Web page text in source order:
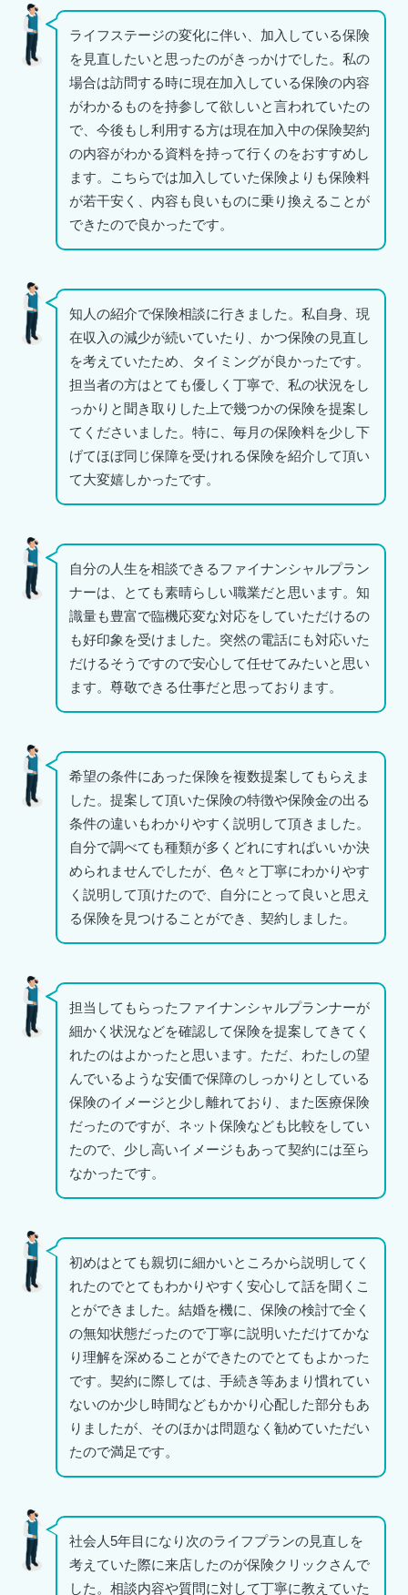
ライフステージの変化に伴い、加入している保険
を見直したいと思ったのがきっかけでした。私の
場合は訪問する時に現在加入している保険の内容
がわかるものを持参して欲しいと言われていたの
で、今後もし利用する方は現在加入中の保険契約
の内容がわかる資料を持って行くのをおすすめし
ます。こちらでは加入していた保険よりも保険料
が若干安く、内容も良いものに乗り換えることが
できたので良かったです。
知人の紹介で保険相談に行きました。私自身、現
在収入の減少が続いていたり、かつ保険の見直し
を考えていたため、タイミングが良かったです。
担当者の方はとても優しく丁寧で、私の状況をし
っかりと聞き取りした上で幾つかの保険を提案し
てくださいました。特に、毎月の保険料を少し下
げてほぼ同じ保障を受けれる保険を紹介して頂い
て大変嬉しかったです。
自分の人生を相談できるファイナンシャルプラン
ナーは、とても素晴らしい職業だと思います。知
識量も豊富で臨機応変な対応をしていただけるの
も好印象を受けました。突然の電話にも対応いた
だけるそうですので安心して任せてみたいと思い
ます。尊敬できる仕事だと思っております。
希望の条件にあった保険を複数提案してもらえま
した。提案して頂いた保険の特徴や保険金の出る
条件の違いもわかりやすく説明して頂きました。
自分で調べても種類が多くどれにすればいいか決
められませんでしたが、色々と丁寧にわかりやす
く説明して頂けたので、自分にとって良いと思え
る保険を見つけることができ、契約しました。
担当してもらったファイナンシャルプランナーが
細かく状況などを確認して保険を提案してきてく
れたのはよかったと思います。ただ、わたしの望
んでいるような安価で保障のしっかりとしている
保険のイメージと少し離れており、また医療保険
だったのですが、ネット保険なども比較をしてい
たので、少し高いイメージもあって契約には至ら
なかったです。
初めはとても親切に細かいところから説明してく
れたのでとてもわかりやすく安心して話を聞くこ
とができました。結婚を機に、保険の検討で全く
の無知状態だったので丁寧に説明いただけてかな
り理解を深めることができたのでとてもよかった
です。契約に際しては、手続き等あまり慣れてい
ないのか少し時間などもかかり心配した部分もあ
りましたが、そのほかは問題なく勧めていただい
たので満足です。
社会人5年目になり次のライフプランの見直しを
考えていた際に来店したのが保険クリックさんで
した。相談内容や質問に対して丁寧に教えていた